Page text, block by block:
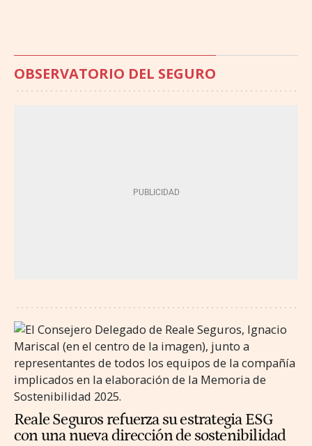
OBSERVATORIO DEL SEGURO
Reale Seguros refuerza su estrategia ESG
con una nueva dirección de sostenibilidad